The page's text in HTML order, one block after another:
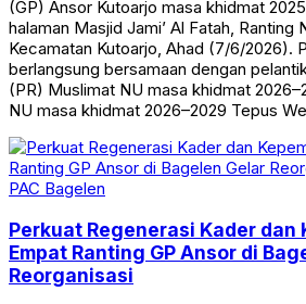
(GP) Ansor Kutoarjo masa khidmat
halaman Masjid Jami’ Al Fatah, Ranting
Kecamatan Kutoarjo, Ahad (7/6/2026).
berlangsung bersamaan dengan
(PR) Muslimat NU masa khidmat
NU masa khidmat 2026–2029 Tepus
PAC Bagelen
Perkuat Regenerasi Kader dan
Empat Ranting GP Ansor di
Reorganisasi